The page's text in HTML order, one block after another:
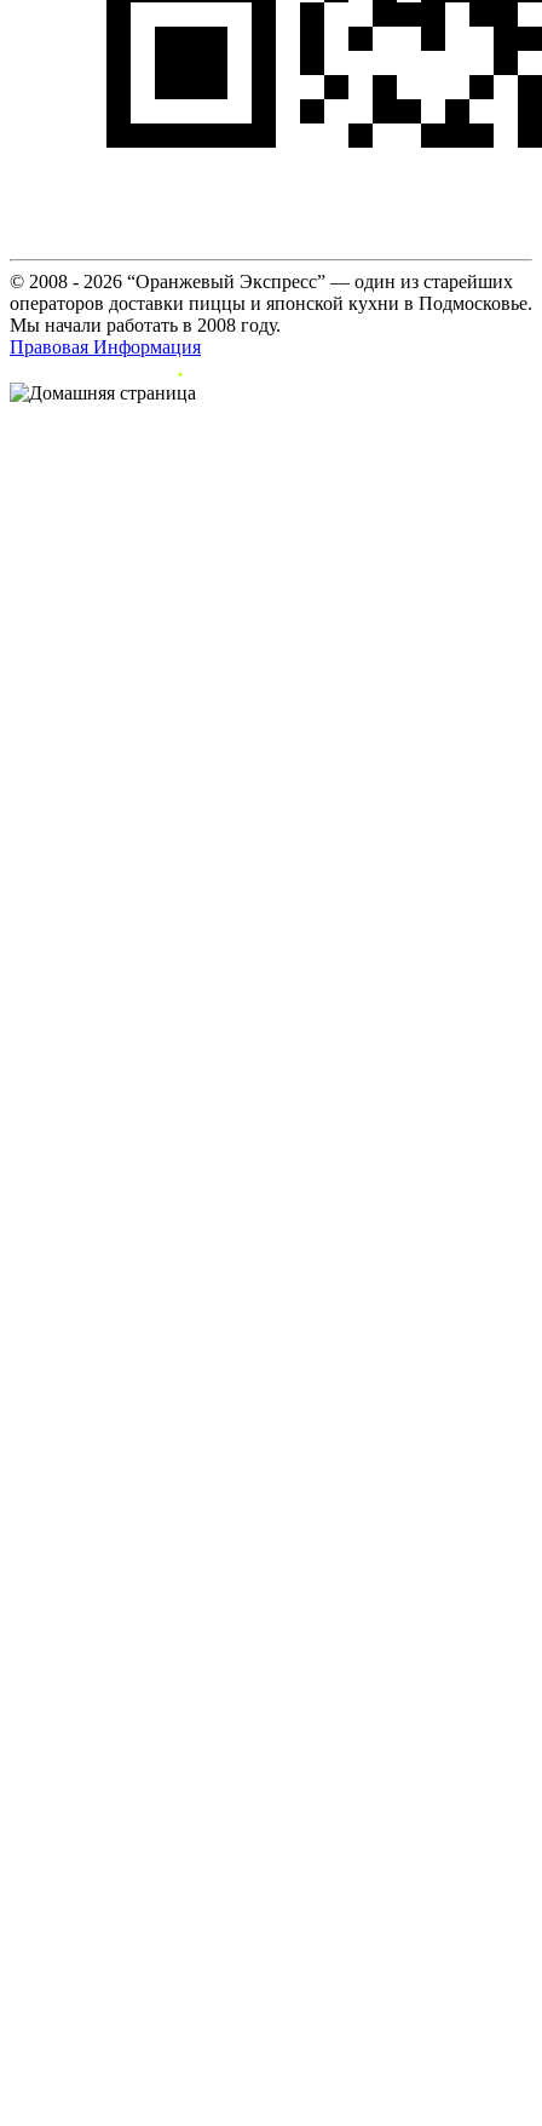
© 2008 - 2026 “Оранжевый Экспресс” — один из старейших
операторов доставки пиццы и японской кухни в Подмосковье.
Мы начали работать в 2008 году.
Правовая Информация